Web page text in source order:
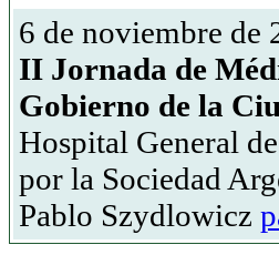
6 de noviembre de
II Jornada de
Gobierno de la
Hospital General
por la Sociedad
Pablo Szydlowicz